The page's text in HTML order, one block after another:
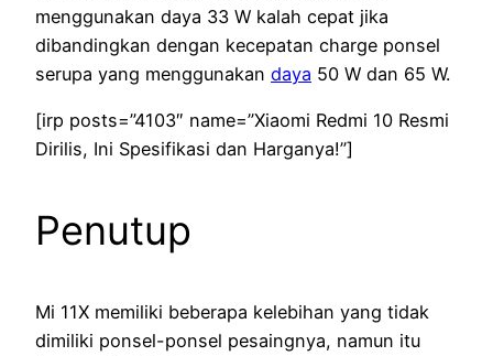
menggunakan daya 33 W kalah cepat jika
dibandingkan dengan kecepatan charge ponsel
serupa yang menggunakan daya 50 W dan 65 W.
[irp posts=”4103″ name=”Xiaomi Redmi 10 Resmi
Dirilis, Ini Spesifikasi dan Harganya!”]
Penutup
Mi 11X memiliki beberapa kelebihan yang tidak
dimiliki ponsel-ponsel pesaingnya, namun itu